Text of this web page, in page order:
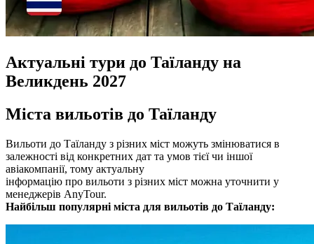
Актуальні тури до Таїланду на
Великдень 2027
Міста вильотів до Таїланду
Вильоти до Таїланду з різних міст можуть змінюватися в
залежності від конкретних дат та умов тієї чи іншої
авіакомпанії, тому актуальну
інформацію про вильоти з різних міст можна уточнити у
менеджерів AnyTour.
Найбільш популярні міста для вильотів до Таїланду: